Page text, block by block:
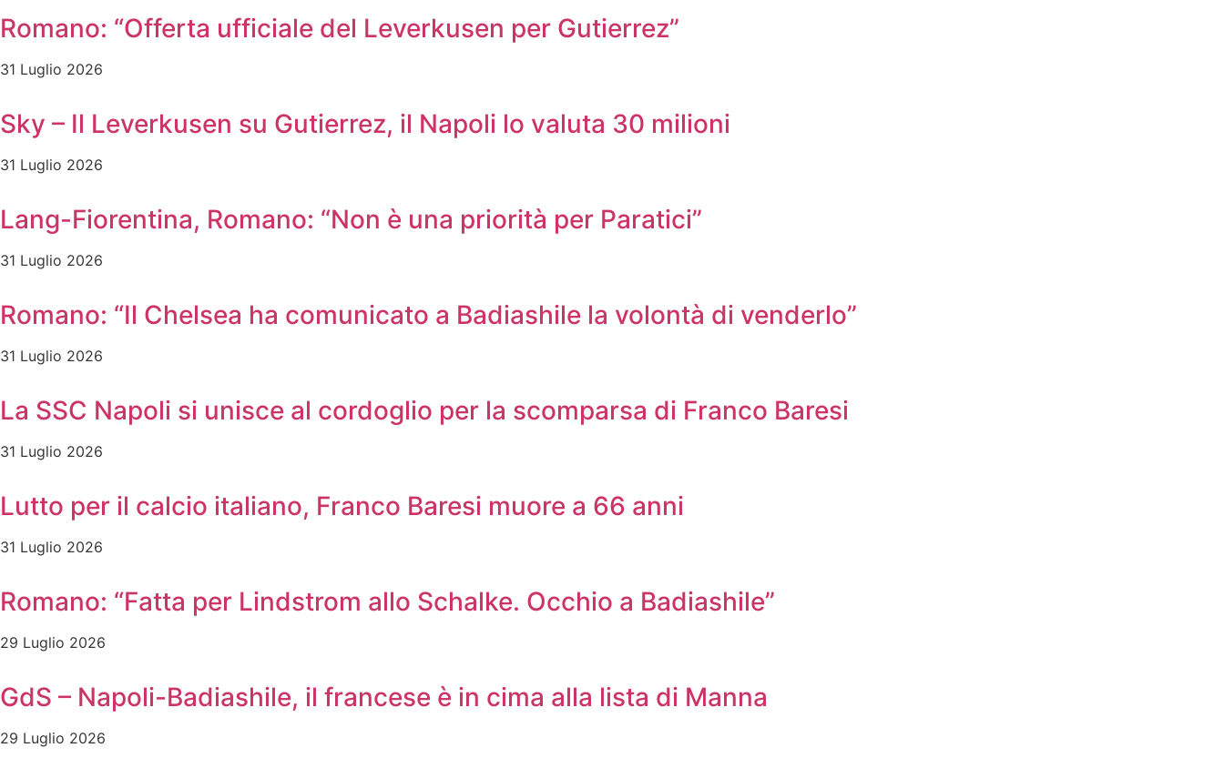
Romano: “Offerta ufficiale del Leverkusen per Gutierrez”
31 Luglio 2026
Sky – Il Leverkusen su Gutierrez, il Napoli lo valuta 30 milioni
31 Luglio 2026
Lang-Fiorentina, Romano: “Non è una priorità per Paratici”
31 Luglio 2026
Romano: “Il Chelsea ha comunicato a Badiashile la volontà di venderlo”
31 Luglio 2026
La SSC Napoli si unisce al cordoglio per la scomparsa di Franco Baresi
31 Luglio 2026
Lutto per il calcio italiano, Franco Baresi muore a 66 anni
31 Luglio 2026
Romano: “Fatta per Lindstrom allo Schalke. Occhio a Badiashile”
29 Luglio 2026
GdS – Napoli-Badiashile, il francese è in cima alla lista di Manna
29 Luglio 2026